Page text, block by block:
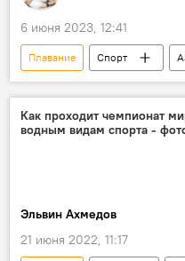
6 июня 2023, 12:41
Плавание Спорт
международный турнир
Как проходит чемпионат
водным видам спорта -
Эльвин Ахмедов
21 июня 2022, 11:17